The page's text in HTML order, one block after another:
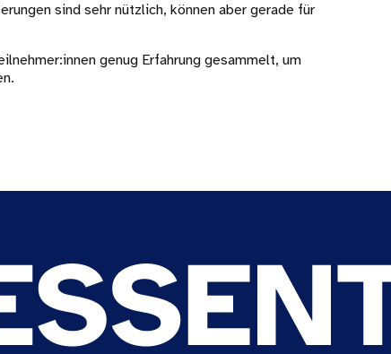
sind sehr nützlich, können aber gerade für
genug Erfahrung gesammelt, um